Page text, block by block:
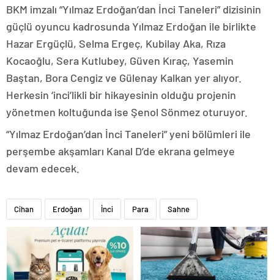
BKM imzalı “Yılmaz Erdoğan’dan İnci Taneleri” dizisinin
güçlü oyuncu kadrosunda Yılmaz Erdoğan ile birlikte
Hazar Ergüçlü, Selma Ergeç, Kubilay Aka, Rıza
Kocaoğlu, Sera Kutlubey, Güven Kıraç, Yasemin
Baştan, Bora Cengiz ve Gülenay Kalkan yer alıyor.
Herkesin ‘inci’likli bir hikayesinin olduğu projenin
yönetmen koltuğunda ise Şenol Sönmez oturuyor.
“Yılmaz Erdoğan’dan İnci Taneleri” yeni bölümleri ile
perşembe akşamları Kanal D’de ekrana gelmeye
devam edecek.
Cihan Erdoğan İnci Para Sahne